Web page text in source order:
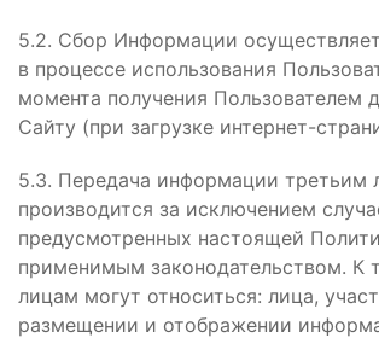
5.2. Сбор Информации
в процессе использования
момента получения Пользователем
Сайту (при загрузке интернет-
5.3. Передача информации третьим
производится за исключением
предусмотренных настоящей
применимым законодательством. К
лицам могут относиться: лица,
размещении и отображении